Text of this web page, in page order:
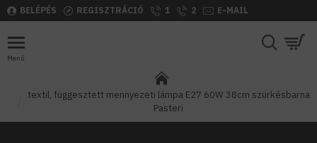
BELÉPÉS REGISZTRÁCIÓ 1 2 E-MAIL
textil, függesztett mennyezeti lámpa E27 60W 38cm szürkésbarna
Pasteri